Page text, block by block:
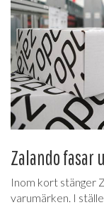
Zalando fasar
Inom kort stänger
varumärken. I